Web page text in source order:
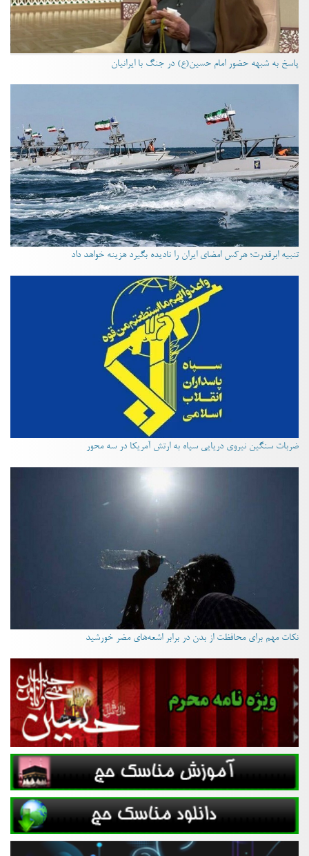
پاسخ به شبهه حضور امام حسین(ع) در جنگ با ایرانیان
تنبیه ابرقدرت؛ هرکس امضای ایران را نادیده بگیرد هزینه خواهد داد
ضربات سنگین نیروی دریایی سپاه به ارتش آمریکا در سه محور
نکات مهم برای محافظت از بدن در برابر اشعه‌های مضر خورشید